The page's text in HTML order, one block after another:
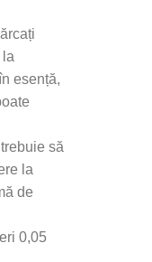
esență,
să
la
de
0,05